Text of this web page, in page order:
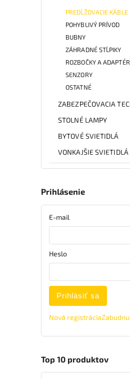
PREDĹŽOVACIE KÁBLE
POHYBLIVÝ PRÍVOD
BUBNY
ZÁHRADNÉ STĹPIKY
ROZBOČKY A
SENZORY
OSTATNÉ
ZABEZPEČOVACIA
STOLNÉ LAMPY
BYTOVÉ SVIETIDLÁ
VONKAJŠIE SVIETIDLÁ
Prihlásenie
E-mail
Heslo
Prihlásiť sa
Nová registrácia
Top 10 produktov